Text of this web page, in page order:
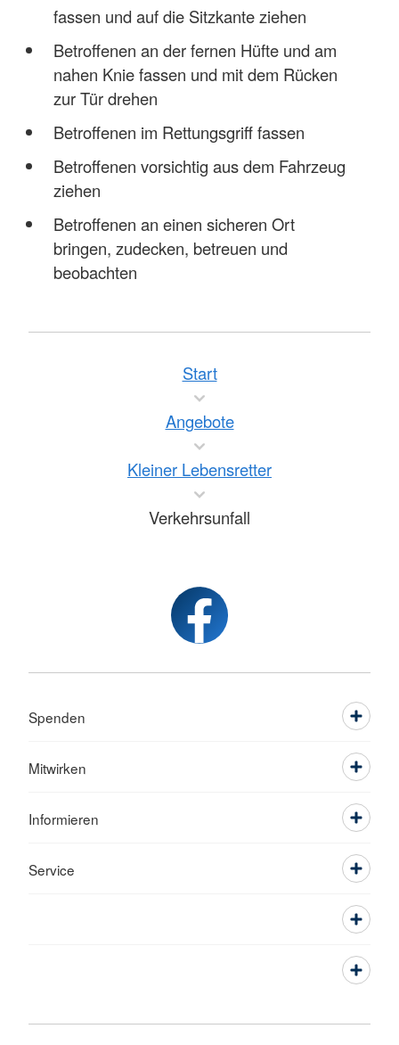
fassen und auf die Sitzkante ziehen
Betroffenen an der fernen Hüfte und am
nahen Knie fassen und mit dem Rücken
zur Tür drehen
Betroffenen im Rettungsgriff fassen
Betroffenen vorsichtig aus dem Fahrzeug
ziehen
Betroffenen an einen sicheren Ort
bringen, zudecken, betreuen und
beobachten
Start
Angebote
Kleiner Lebensretter
Verkehrsunfall
Spenden
Mitwirken
Informieren
Service